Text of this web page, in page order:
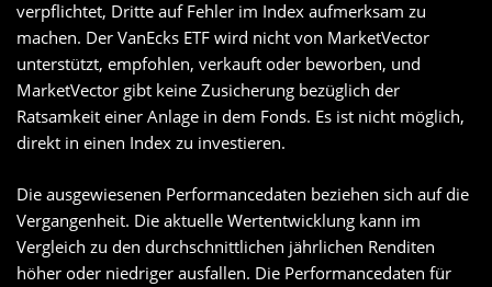
verpflichtet, Dritte auf Fehler im Index aufmerksam zu
machen. Der VanEcks ETF wird nicht von MarketVector
unterstützt, empfohlen, verkauft oder beworben, und
MarketVector gibt keine Zusicherung bezüglich der
Ratsamkeit einer Anlage in dem Fonds. Es ist nicht möglich,
direkt in einen Index zu investieren.
Die ausgewiesenen Performancedaten beziehen sich auf die
Vergangenheit. Die aktuelle Wertentwicklung kann im
Vergleich zu den durchschnittlichen jährlichen Renditen
höher oder niedriger ausfallen. Die Performancedaten für